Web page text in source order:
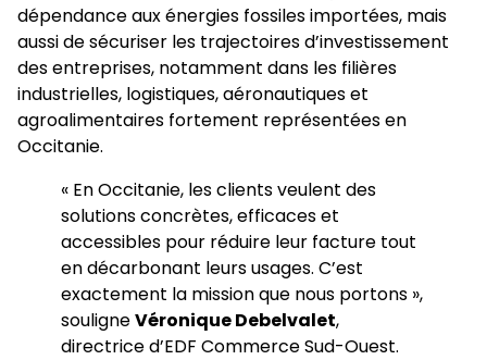
dépendance aux énergies fossiles importées, mais
aussi de sécuriser les trajectoires d’investissement
des entreprises, notamment dans les filières
industrielles, logistiques, aéronautiques et
agroalimentaires fortement représentées en
Occitanie.
« En Occitanie, les clients veulent des
solutions concrètes, efficaces et
accessibles pour réduire leur facture tout
en décarbonant leurs usages. C’est
exactement la mission que nous portons »,
souligneVéronique Debelvalet,
directrice d’EDF Commerce Sud-Ouest.